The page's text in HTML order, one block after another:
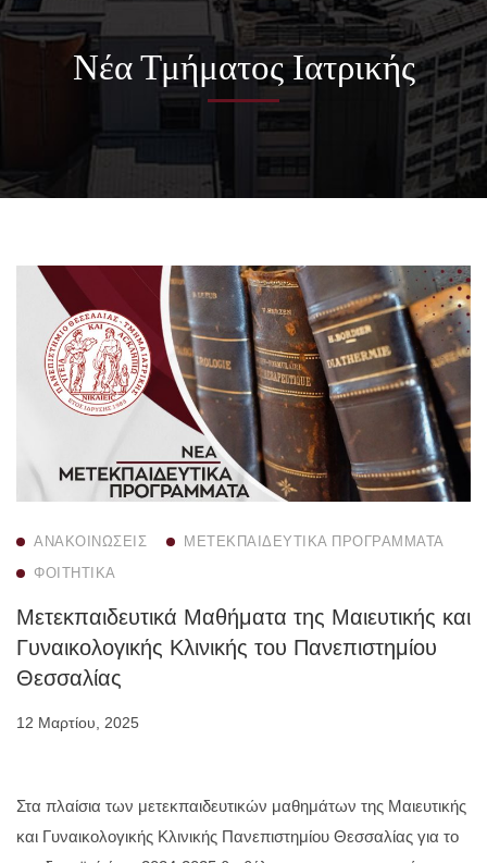
Νέα Τμήματος Ιατρικής
ΑΝΑΚΟΙΝΏΣΕΙΣ
ΜΕΤΕΚΠΑΙΔΕΥΤΙΚΆ ΠΡΟΓΡΆΜΜΑΤΑ
ΦΟΙΤΗΤΙΚΆ
Μετεκπαιδευτικά Μαθήματα της Μαιευτικής και
Γυναικολογικής Κλινικής του Πανεπιστημίου
Θεσσαλίας
12 Μαρτίου, 2025
Στα πλαίσια των μετεκπαιδευτικών μαθημάτων της Μαιευτικής
και Γυναικολογικής Κλινικής Πανεπιστημίου Θεσσαλίας για το